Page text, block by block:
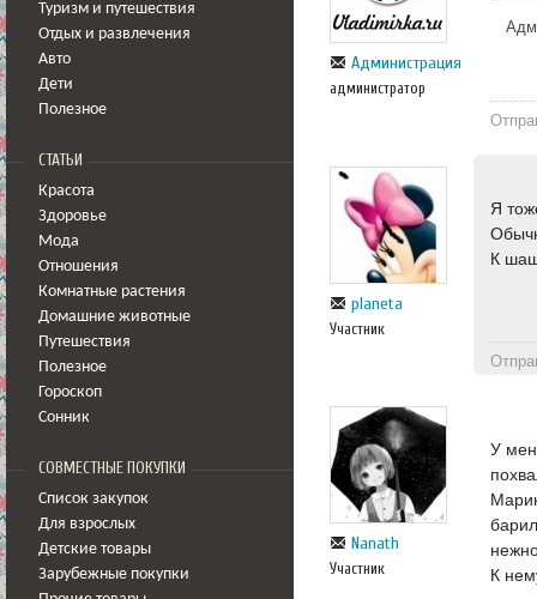
Туризм и путешествия
Отдых и развлечения
Авто
Дети
Полезное
СТАТЬИ
Красота
Здоровье
Мода
Отношения
Комнатные растения
Домашние животные
Путешествия
Полезное
Гороскоп
Сонник
СОВМЕСТНЫЕ ПОКУПКИ
Список закупок
Для взрослых
Детские товары
Зарубежные покупки
Администрация
администратор
planeta
Участник
Я
К
Nanath
Участник
У
К